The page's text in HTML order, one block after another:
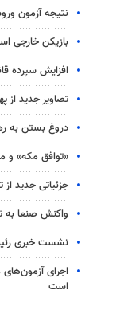
نتیجه آزمون ورودی
بازیکن خارجی
افزایش سپرده
تصاویر جدید از
دروغ بستن به
«توافق مکه» و
جزئیاتی جدید
واکنش صنعا به
نشست خبری
اجرای
است